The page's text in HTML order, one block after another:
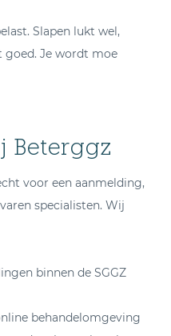
Slapen lukt wel,
Je wordt moe
Beterggz
voor een aanmelding,
specialisten. Wij
binnen de SGGZ
behandelomgeving